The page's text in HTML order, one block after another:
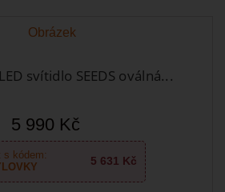
svítidlo SEEDS oválná...
5 990 Kč
s kódem:
5 631 Kč